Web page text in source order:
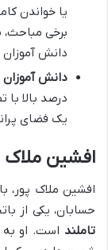
یا خواندن
برخی مباحث،
دانش
دانش آموزان
درصد بالا
یک فضای
افشین ملاک
حسابان، یکی از
تاملنداست. او